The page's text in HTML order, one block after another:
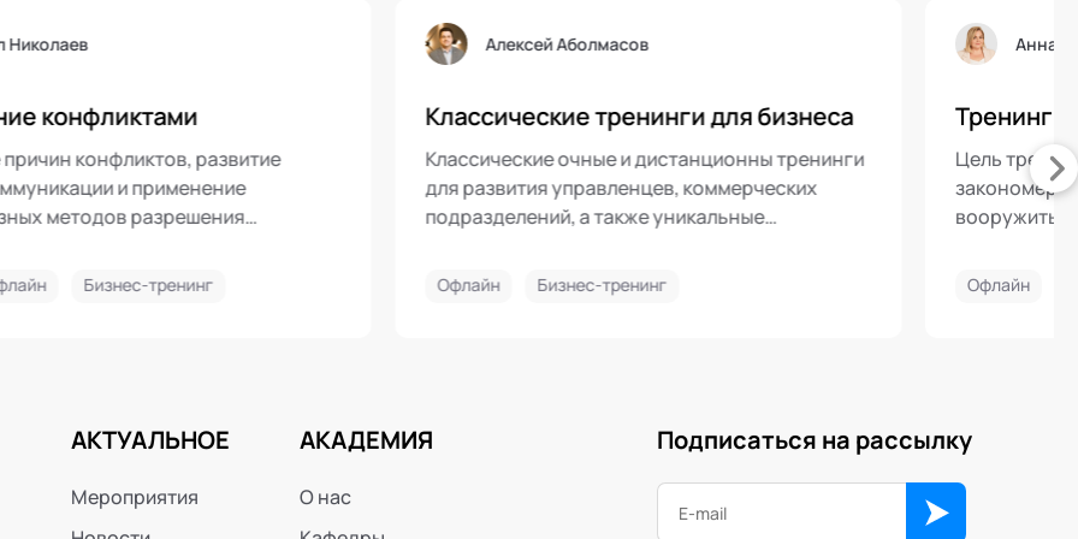
людей;
Корпоративное обучение ТРИЗ
(офлайн)
Практическое обучение руководителей и
кадрового резерва
Офлайн
Эффективные продажи
Программа обучения системному
процессу продажи и достижению
высоких результатов
АКТУАЛЬНОЕ
Мероприятия
АКАДЕМИЯ
О нас
Подписаться на рассылку